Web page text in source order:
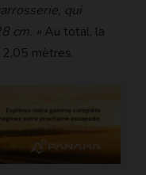
qui
cm. » Au total, la
mètres.